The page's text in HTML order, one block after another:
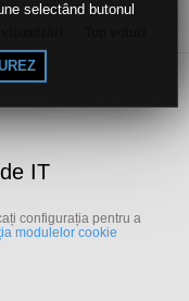
selectând butonul
IT
configurația pentru a
modulelor cookie